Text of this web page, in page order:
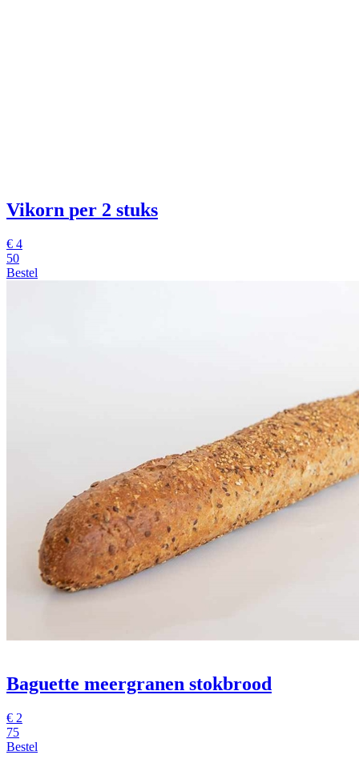
Vikorn per 2 stuks
€ 4
50
Bestel
Baguette meergranen stokbrood
€ 2
75
Bestel